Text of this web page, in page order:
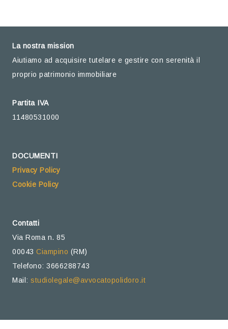
La nostra mission
Aiutiamo ad acquisire tutelare e gestire con serenità il
proprio patrimonio immobiliare
Partita IVA
11480531000
DOCUMENTI
Privacy Policy
Cookie Policy
Contatti
Via Roma n. 85
00043Ciampino (RM)
Telefono: 3666288743
Mail:studiolegale@avvocatopolidoro.it